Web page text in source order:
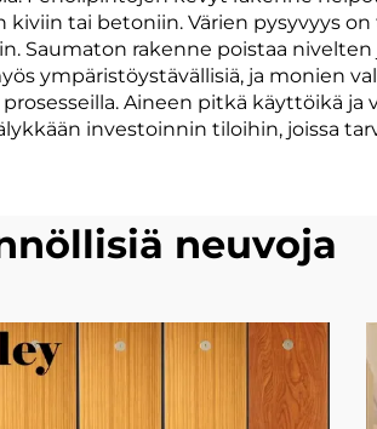
tai betoniin. Värien pysyvyys
Saumaton rakenne poistaa
ympäristöystävällisiä, ja monien
Aineen pitkä käyttöikä
investoinnin tiloihin, joissa
neuvoja